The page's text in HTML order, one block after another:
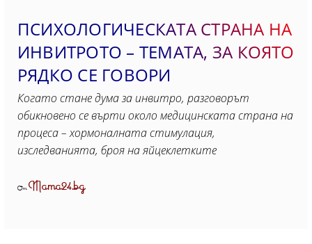
ПСИХОЛОГИЧЕСКАТА СТРАНА НА
ИНВИТРОТО – ТЕМАТА, ЗА КОЯТО
РЯДКО СЕ ГОВОРИ
Когато стане дума за инвитро, разговорът
обикновено се върти около медицинската страна на
процеса – хормоналната стимулация,
изследванията, броя на яйцеклетките
ОтMama24.bg